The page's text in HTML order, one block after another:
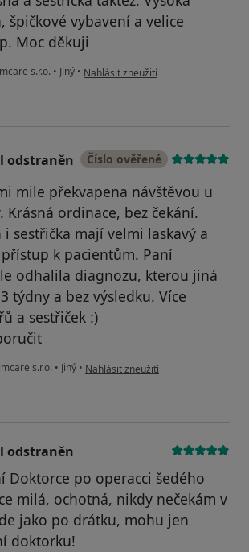
špičkové vybavení a velice
Moc děkuji
s.r.o. • Jiný • podle názoru uživatele Daniel
Nahlásit zneužití
odstraněn Číslo ověřené
mile překvapena návštěvou u
Krásná ordinace, bez čekání.
sestřička mají velmi laskavý a
k pacientům. Paní
odhalila diagnozu, kterou jiná
týdny a bez výsledku. Více
a sestřiček :)
s.r.o. • Jiný • podle názoru uživatele Váš účet byl
Nahlásit zneužití
odstraněn
Doktorce po operacci šedého
milá, ochotná, nikdy nečekám v
jako po drátku, mohu jen
doktorku!